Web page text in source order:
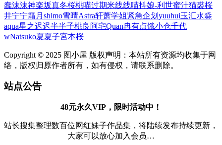
蠢沫沫神楽坂真冬桜桃喵过期米线线喵抖娘-利世蜜汁猫裘桜
井宁宁霜月shimo雪晴Astra轩萧学姐紧急企划 yuuhui玉汇水淼
aqua星之迟迟半半子桃良阿宅Quan冉有点饿小仓千代
wNatsuko夏夏子宮本桜
Copyright © 2025 图小屋 版权声明：本站所有资源均收集于网
络，版权归原作者所有，如有侵权，请联系删除。
站点公告
48元永久VIP，限时活动中！
站长搜集整理数百位网红妹子作品集，将陆续发布持续更新，
大家可以放心加入会员…